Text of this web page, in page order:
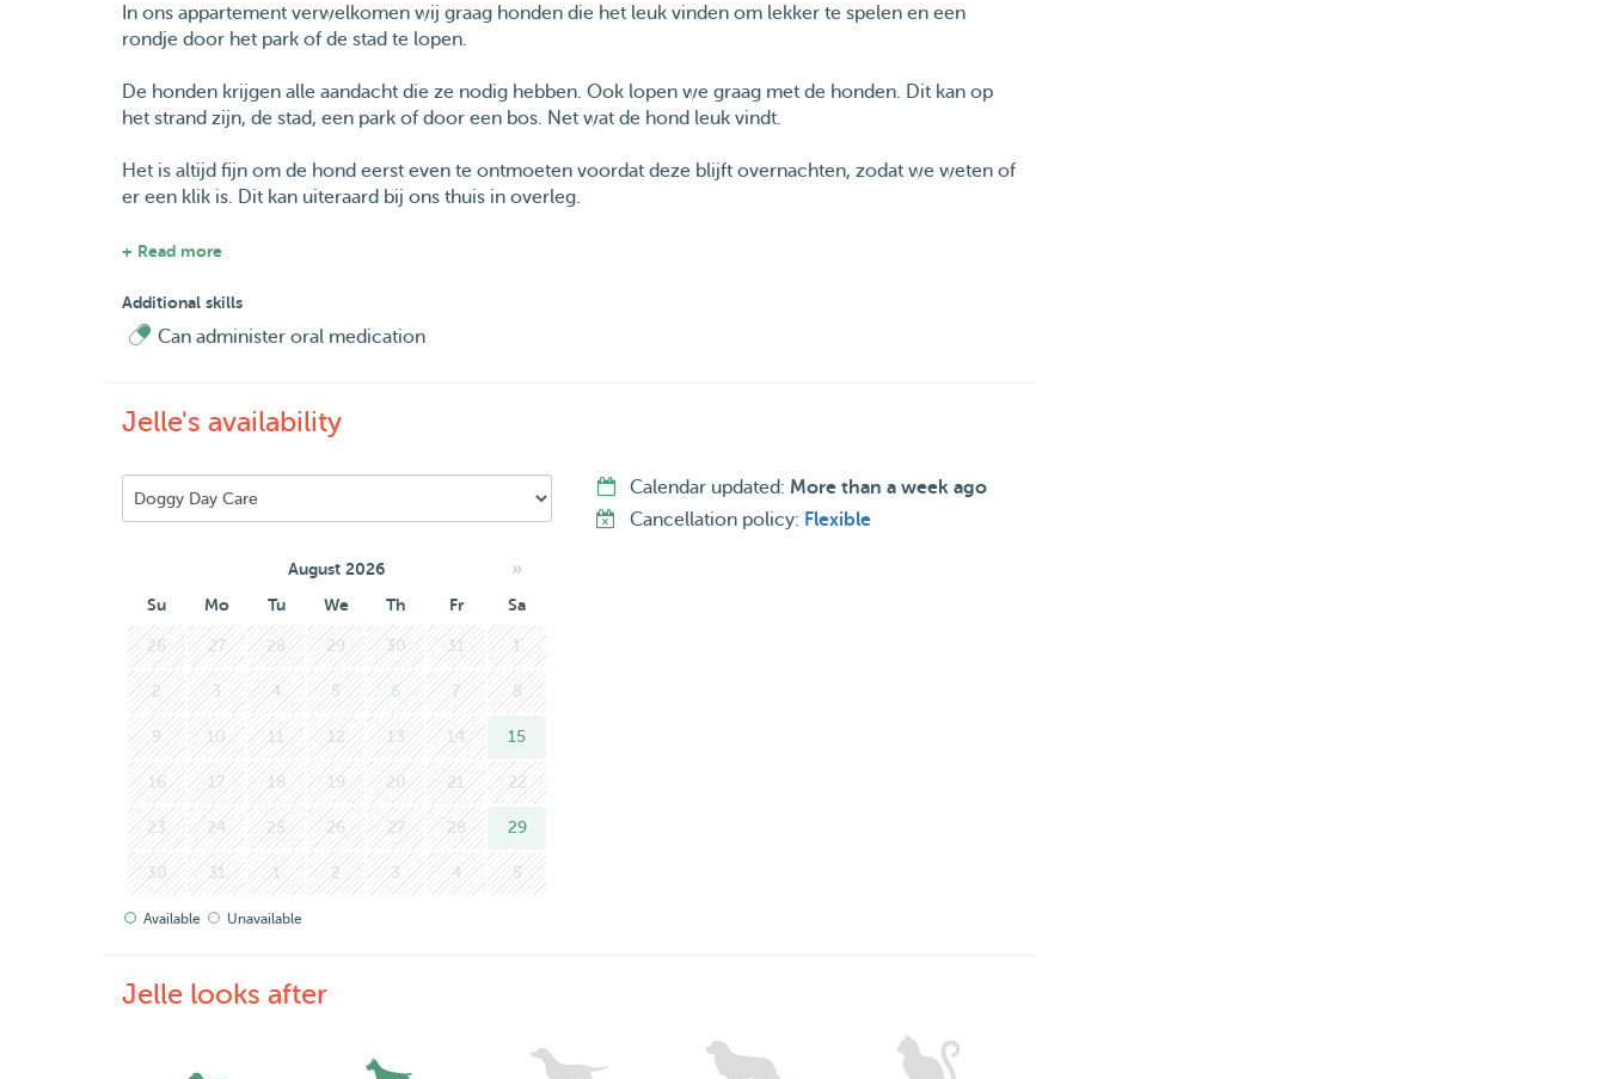
In ons appartement verwelkomen wij graag honden die het leuk vinden om lekker te spelen en een
rondje door het park of de stad te lopen.
De honden krijgen alle aandacht die ze nodig hebben. Ook lopen we graag met de honden. Dit kan op
het strand zijn, de stad, een park of door een bos. Net wat de hond leuk vindt.
Het is altijd fijn om de hond eerst even te ontmoeten voordat deze blijft overnachten, zodat we weten of
er een klik is. Dit kan uiteraard bij ons thuis in overleg.
We kijken er naar uit om uw hond te ontvangen!
+ Read more
Additional skills
Can administer oral medication
Jelle's availability
August 2026 »
Su Mo Tu We Th Fr Sa
26 27 28 29 30 31 1
2 3 4 5 6 7 8
9 10 11 12 13 14 15
16 17 18 19 20 21 22
23 24 25 26 27 28 29
30 31 1 2 3 4 5
Available Unavailable
Calendar updated: More than a week ago
Cancellation policy: Flexible
Jelle looks after